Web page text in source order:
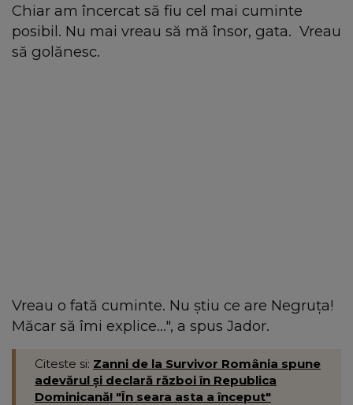
Chiar am încercat să fiu cel mai cuminte
posibil. Nu mai vreau să mă însor, gata. Vreau
să golănesc.
Vreau o fată cuminte. Nu știu ce are Negruța!
Măcar să îmi explice…", a spus Jador.
Citeste si: Zanni de la Survivor România spune
adevărul și declară război în Republica
Dominicană! "În seara asta a început"